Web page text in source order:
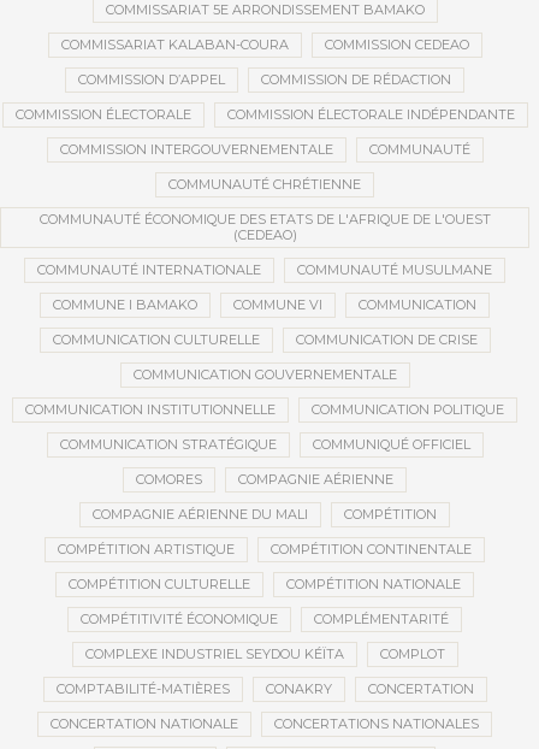
COMMISSARIAT 5E ARRONDISSEMENT BAMAKO
COMMISSARIAT KALABAN-COURA COMMISSION CEDEAO
COMMISSION D’APPEL COMMISSION DE RÉDACTION
COMMISSION ÉLECTORALE COMMISSION ÉLECTORALE INDÉPENDANTE
COMMISSION INTERGOUVERNEMENTALE COMMUNAUTÉ
COMMUNAUTÉ CHRÉTIENNE
COMMUNAUTÉ ÉCONOMIQUE DES ETATS DE L'AFRIQUE DE L'OUEST
(CEDEAO)
COMMUNAUTÉ INTERNATIONALE COMMUNAUTÉ MUSULMANE
COMMUNE I BAMAKO COMMUNE VI COMMUNICATION
COMMUNICATION CULTURELLE COMMUNICATION DE CRISE
COMMUNICATION GOUVERNEMENTALE
COMMUNICATION INSTITUTIONNELLE COMMUNICATION POLITIQUE
COMMUNICATION STRATÉGIQUE COMMUNIQUÉ OFFICIEL
COMORES COMPAGNIE AÉRIENNE
COMPAGNIE AÉRIENNE DU MALI COMPÉTITION
COMPÉTITION ARTISTIQUE COMPÉTITION CONTINENTALE
COMPÉTITION CULTURELLE COMPÉTITION NATIONALE
COMPÉTITIVITÉ ÉCONOMIQUE COMPLÉMENTARITÉ
COMPLEXE INDUSTRIEL SEYDOU KÉÏTA COMPLOT
COMPTABILITÉ-MATIÈRES CONAKRY CONCERTATION
CONCERTATION NATIONALE CONCERTATIONS NATIONALES